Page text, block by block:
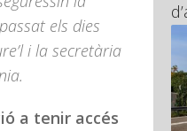
els dies
i la secretària
a tenir accés